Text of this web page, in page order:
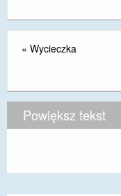
« Wycieczka
Powiększ tekst